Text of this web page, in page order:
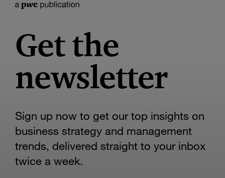
Get the
newsletter
Sign up now to get our top insights on
business strategy and management
trends, delivered straight to your inbox
twice a week.